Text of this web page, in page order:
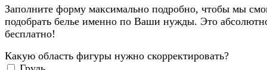
Заполните форму максимально подробно, чтобы мы
подобрать белье именно по Ваши нужды. Это
бесплатно!
Какую область фигуры нужно скорректировать?